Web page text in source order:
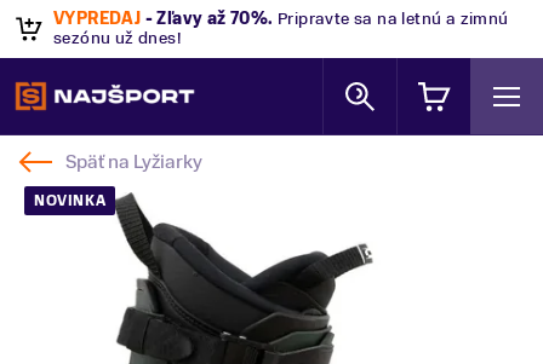
VÝPREDAJ - Zľavy až 70%. Pripravte sa na letnú a zimnú
sezónu už dnes!
Späť na Lyžiarky
NOVINKA